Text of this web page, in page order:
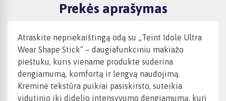
Prekės aprašymas
Atraskite nepriekaištingą odą su „Teint Idole Ultra
Wear Shape Stick“ – daugiafunkciniu makiažo
pieštuku, kuris viename produkte suderina
dengiamumą, komfortą ir lengvą naudojimą.
Kreminė tekstūra puikiai pasiskirsto, suteikia
vidutinio iki didelio intensyvumo dengiamumą, kurį